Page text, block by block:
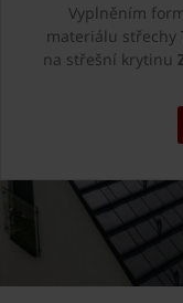
Vyplněním
materiálu střechy
na střešní krytinu